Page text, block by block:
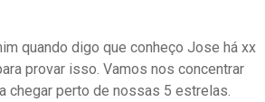
quando digo que conheço Jose há xx
provar isso. Vamos nos concentrar
chegar perto de nossas 5 estrelas.